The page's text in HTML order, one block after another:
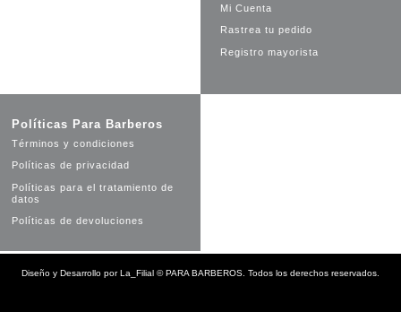
Mi Cuenta
Rastrea tu pedido
Registro mayorista
Políticas Para Barberos
Términos y condiciones
Políticas de privacidad
Políticas para el tratamiento de
datos
Políticas de devoluciones
Diseño y Desarrollo porLa_Filial ©PARA BARBEROS. Todos los derechos reservados.